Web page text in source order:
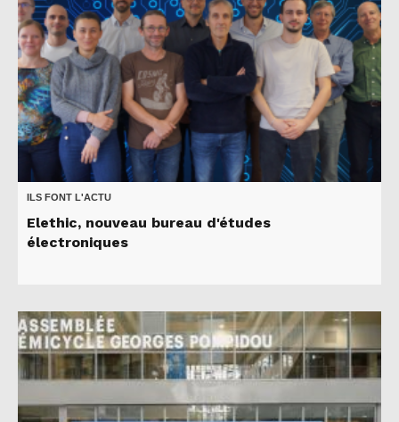
ILS FONT L'ACTU
Elethic, nouveau bureau d'études
électroniques